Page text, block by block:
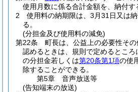
使用月数に係る合計金額を、納付す
2
使用料の納期限は、3月31日又は
る。
(分担金及び使用料の減免)
第22条
町長は、公益上の必要性そ
認めるときは、規則で定めるところ
の分担金若しくは第20条第1項の使
除することができる。
第5章
音声放送等
(告知端末の放送)